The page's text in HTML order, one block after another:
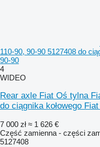
110-90, 90-90 5127408 do
90-90
4
WIDEO
Rear axle Fiat Oś tylna
do ciągnika kołowego
7 000 zł ≈ 1 626 €
Część zamienna - części
5127408